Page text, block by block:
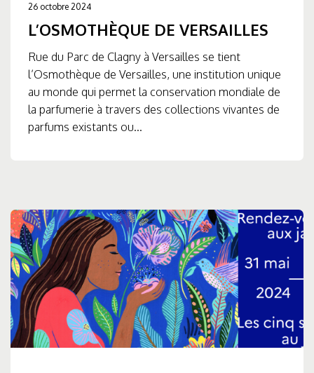
26 octobre 2024
L’OSMOTHÈQUE DE VERSAILLES
Rue du Parc de Clagny à Versailles se tient
l’Osmothèque de Versailles, une institution unique
au monde qui permet la conservation mondiale de
la parfumerie à travers des collections vivantes de
parfums existants ou...